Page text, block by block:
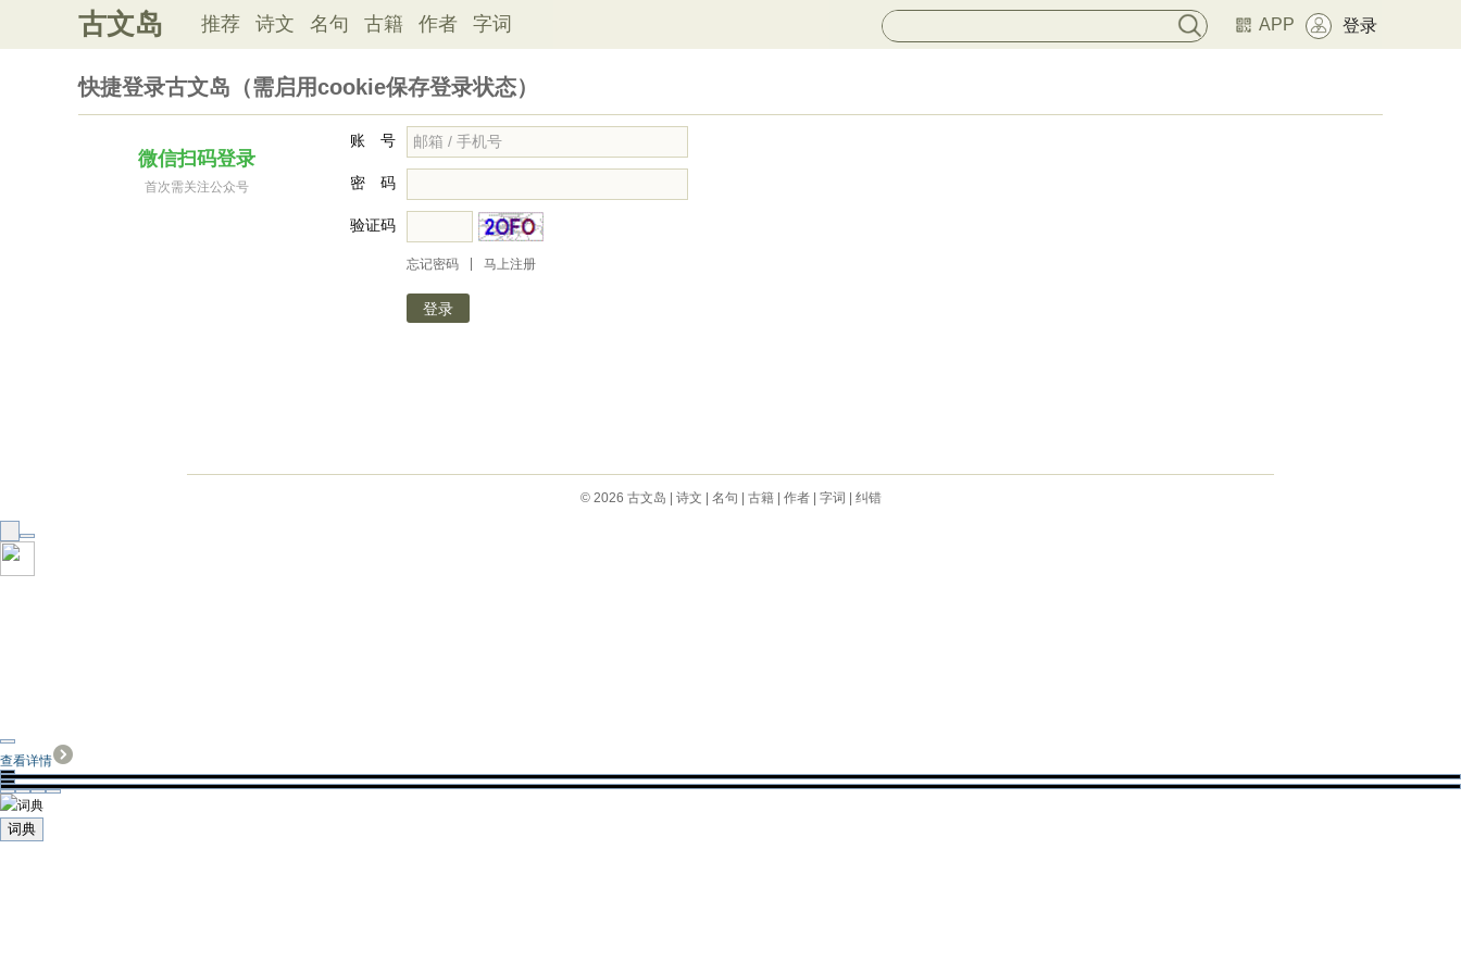
古文岛 推荐 诗文 名句 古籍 作者 字词 APP 登录
快捷登录古文岛（需启用cookie保存登录状态）
微信扫码登录
首次需关注公众号
账 号
密 码
验证码
忘记密码 马上注册
© 2026 古文岛 诗文 名句 古籍| 作者| 字词 纠错
查看详情
词典